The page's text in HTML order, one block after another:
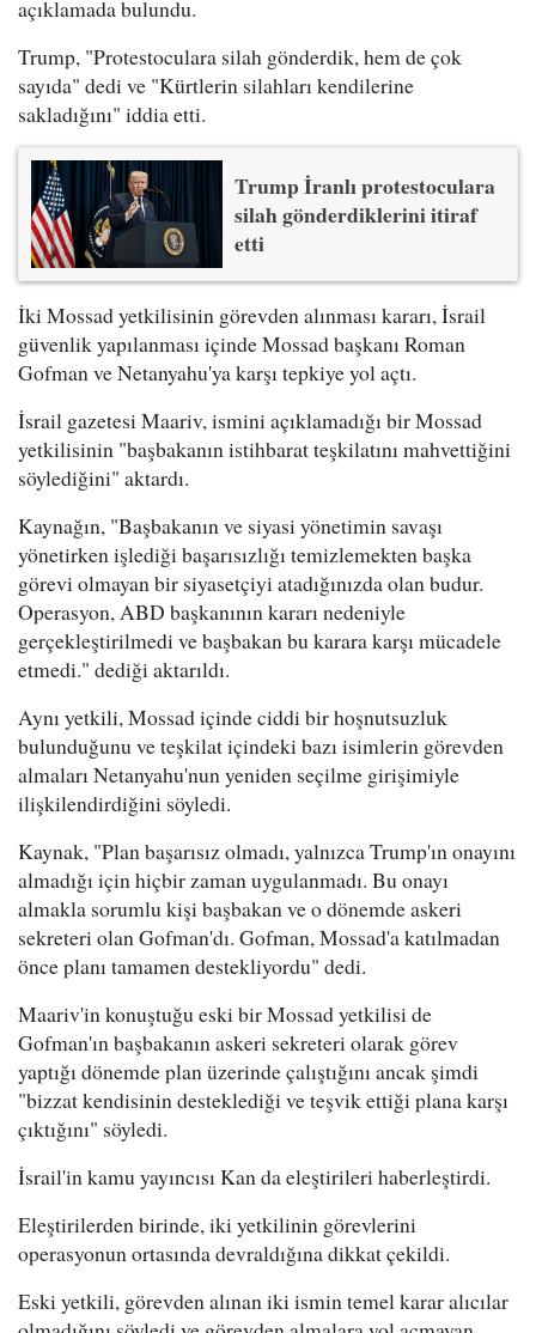
açıklamada bulundu.
Trump, "Protestoculara silah gönderdik, hem de çok
sayıda" dedi ve "Kürtlerin silahları kendilerine
sakladığını" iddia etti.
Trump İranlı protestoculara
silah gönderdiklerini itiraf
etti
İki Mossad yetkilisinin görevden alınması kararı, İsrail
güvenlik yapılanması içinde Mossad başkanı Roman
Gofman ve Netanyahu'ya karşı tepkiye yol açtı.
İsrail gazetesi Maariv, ismini açıklamadığı bir Mossad
yetkilisinin "başbakanın istihbarat teşkilatını mahvettiğini
söylediğini" aktardı.
Kaynağın, "Başbakanın ve siyasi yönetimin savaşı
yönetirken işlediği başarısızlığı temizlemekten başka
görevi olmayan bir siyasetçiyi atadığınızda olan budur.
Operasyon, ABD başkanının kararı nedeniyle
gerçekleştirilmedi ve başbakan bu karara karşı mücadele
etmedi." dediği aktarıldı.
Aynı yetkili, Mossad içinde ciddi bir hoşnutsuzluk
bulunduğunu ve teşkilat içindeki bazı isimlerin görevden
almaları Netanyahu'nun yeniden seçilme girişimiyle
ilişkilendirdiğini söyledi.
Kaynak, "Plan başarısız olmadı, yalnızca Trump'ın onayını
almadığı için hiçbir zaman uygulanmadı. Bu onayı
almakla sorumlu kişi başbakan ve o dönemde askeri
sekreteri olan Gofman'dı. Gofman, Mossad'a katılmadan
önce planı tamamen destekliyordu" dedi.
Maariv'in konuştuğu eski bir Mossad yetkilisi de
Gofman'ın başbakanın askeri sekreteri olarak görev
yaptığı dönemde plan üzerinde çalıştığını ancak şimdi
"bizzat kendisinin desteklediği ve teşvik ettiği plana karşı
çıktığını" söyledi.
İsrail'in kamu yayıncısı Kan da eleştirileri haberleştirdi.
Eleştirilerden birinde, iki yetkilinin görevlerini
operasyonun ortasında devraldığına dikkat çekildi.
Eski yetkili, görevden alınan iki ismin temel karar alıcılar